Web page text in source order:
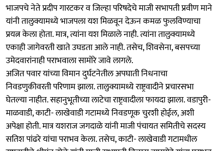
भाजपचे नेते प्रदीप गारटकर व जिल्हा परिषदेचे माजी सभापती प्रवीण माने
यांनी तालुक्यामध्ये भाजपला यश मिळवून देऊन कमळ फुलविण्याचा
प्रयत्न केला होता. मात्र, त्यांना यश मिळाले नाही. त्यांना तालुक्यामध्ये
एकाही जागेवरती खाते उघडता आले नाही. तसेच, शिवसेना, बसपच्या
उमेदवारांनाही पराभवाला सामोरे जावे लागले.
अजित पवार यांच्या विमान दुर्घटनेतील अपघाती निधनाचा
निवडणुकीवरती परिणाम झाला. तालुक्यामध्ये राष्ट्रवादीने प्रचारसभा
घेतल्या नाहीत. सहानुभूतीच्या लाटेचा राष्ट्रवादीला फायदा झाला. वडापुरी-
माळवाडी, काटी- लाखेवाडी गटामध्ये निवडणूक चुरशी होईल, अशी
अपेक्षा होती. मात्र यशराज जगदाळे यांनी माजी पंचायत समितीचे सदस्य
सतिश पांढरे यांचा पराभव केला. तसेच, काटी- लाखेवाडी गटामधील